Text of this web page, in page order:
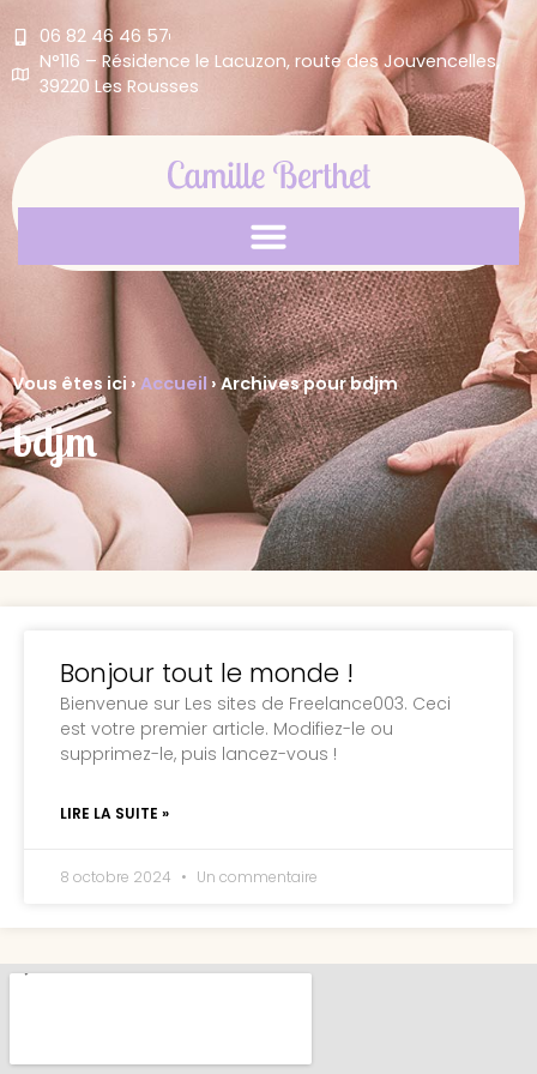
06 82 46 46 57
N°116 – Résidence le Lacuzon, route des Jouvencelles,
39220 Les Rousses
Vous êtes ici › Accueil ›Archives pour bdjm
bdjm
Bonjour tout le monde !
Bienvenue sur Les sites de Freelance003. Ceci
est votre premier article. Modifiez-le ou
supprimez-le, puis lancez-vous !
LIRE LA SUITE »
8 octobre 2024 Un commentaire